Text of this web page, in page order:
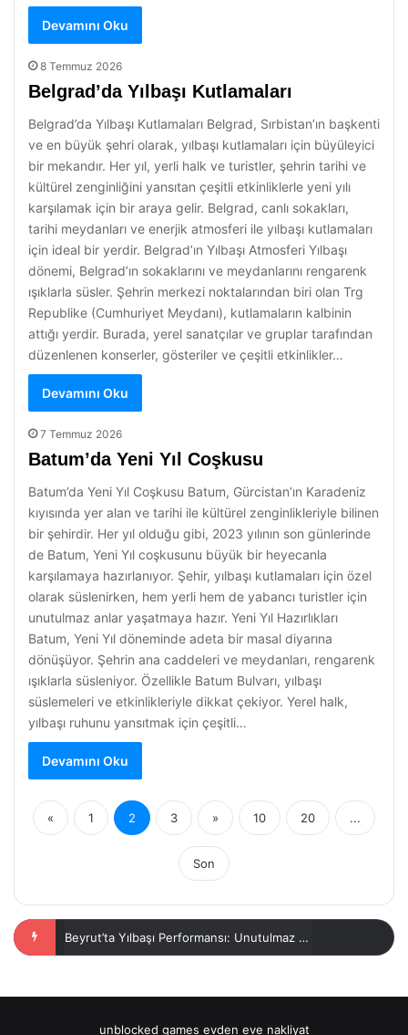
Devamını Oku
8 Temmuz 2026
Belgrad’da Yılbaşı Kutlamaları
Belgrad’da Yılbaşı Kutlamaları Belgrad, Sırbistan’ın başkenti
ve en büyük şehri olarak, yılbaşı kutlamaları için büyüleyici
bir mekandır. Her yıl, yerli halk ve turistler, şehrin tarihi ve
kültürel zenginliğini yansıtan çeşitli etkinliklerle yeni yılı
karşılamak için bir araya gelir. Belgrad, canlı sokakları,
tarihi meydanları ve enerjik atmosferi ile yılbaşı kutlamaları
için ideal bir yerdir. Belgrad’ın Yılbaşı Atmosferi Yılbaşı
dönemi, Belgrad’ın sokaklarını ve meydanlarını rengarenk
ışıklarla süsler. Şehrin merkezi noktalarından biri olan Trg
Republike (Cumhuriyet Meydanı), kutlamaların kalbinin
attığı yerdir. Burada, yerel sanatçılar ve gruplar tarafından
düzenlenen konserler, gösteriler ve çeşitli etkinlikler…
Devamını Oku
7 Temmuz 2026
Batum’da Yeni Yıl Coşkusu
Batum’da Yeni Yıl Coşkusu Batum, Gürcistan’ın Karadeniz
kıyısında yer alan ve tarihi ile kültürel zenginlikleriyle bilinen
bir şehirdir. Her yıl olduğu gibi, 2023 yılının son günlerinde
de Batum, Yeni Yıl coşkusunu büyük bir heyecanla
karşılamaya hazırlanıyor. Şehir, yılbaşı kutlamaları için özel
olarak süslenirken, hem yerli hem de yabancı turistler için
unutulmaz anlar yaşatmaya hazır. Yeni Yıl Hazırlıkları
Batum, Yeni Yıl döneminde adeta bir masal diyarına
dönüşüyor. Şehrin ana caddeleri ve meydanları, rengarenk
ışıklarla süsleniyor. Özellikle Batum Bulvarı, yılbaşı
süslemeleri ve etkinlikleriyle dikkat çekiyor. Yerel halk,
yılbaşı ruhunu yansıtmak için çeşitli…
Devamını Oku
« 1 2 3 » 10 20 ...
Son
unblocked games evden eve nakliyat